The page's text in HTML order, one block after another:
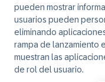
pueden mostrar
usuarios pueden
eliminando
rampa de lanzamiento
muestran las
de rol del usuario.